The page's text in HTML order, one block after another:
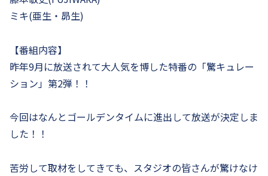
ミキ(亜生・昴生)
【番組内容】
昨年9月に放送されて大人気を博した特番の「驚キュレー
ション」第2弾！！
今回はなんとゴールデンタイムに進出して放送が決定しま
した！！
苦労して取材をしてきても、スタジオの皆さんが驚けなけ